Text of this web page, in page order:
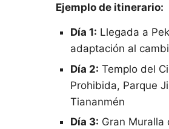
Ejemplo de itinerario:
Día 1: Llegada a
adaptación al
Día 2: Templo del
Prohibida, Parque
Tiananmén
Día 3: Gran Muralla